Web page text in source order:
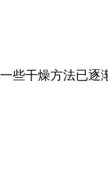
些干燥方法已逐